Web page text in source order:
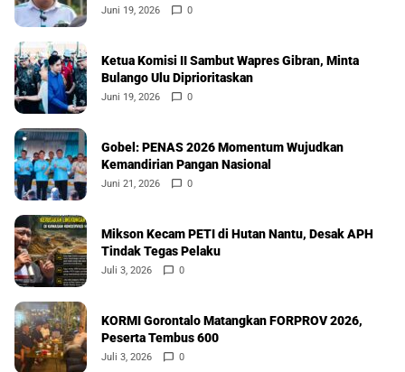
Juni 19, 2026 0
Ketua Komisi II Sambut Wapres Gibran, Minta
Bulango Ulu Diprioritaskan
Juni 19, 2026 0
Gobel: PENAS 2026 Momentum Wujudkan
Kemandirian Pangan Nasional
Juni 21, 2026 0
Mikson Kecam PETI di Hutan Nantu, Desak APH
Tindak Tegas Pelaku
Juli 3, 2026 0
KORMI Gorontalo Matangkan FORPROV 2026,
Peserta Tembus 600
Juli 3, 2026 0